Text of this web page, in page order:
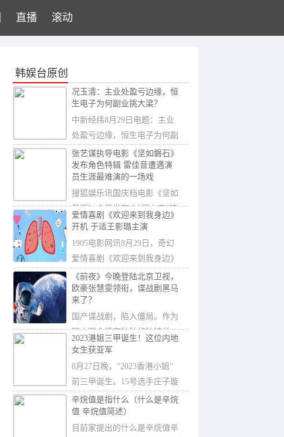
直播 滚动
韩娱台原创
况玉清：主业处盈亏边缘，恒
生电子为何副业挑大梁？
中新经纬8月29日电题：主业
处盈亏边缘，恒生电子为何副
业挑大梁？作者
张艺谋执导电影《坚如磐石》
发布角色特辑 雷佳音遭遇演
员生涯最难演的一场戏
搜狐娱乐讯国庆档电影《坚如
磐石》今日发布“过河之卒”特
辑，雷佳...
爱情喜剧《欢迎来到我身边》
开机 于适王影璐主演
1905电影网讯8月29日，奇幻
爱情喜剧《欢迎来到我身边》
开机拍摄，影片
《前夜》今晚登陆北京卫视，
欧豪张慧雯领衔，谍战剧黑马
来了？
国产谍战剧，陷入僵局。作为
国内观众情有独钟的独特类
型，国产谍战剧虽
2023港姐三甲诞生！这位内地
女生获亚军
8月27日晚，“2023香港小姐”
前三甲诞生。15号选手庄子璇
夺得冠军桂...
辛烷值是指什么（什么是辛烷
值 辛烷值简述）
目前家提出的什么是辛烷值辛